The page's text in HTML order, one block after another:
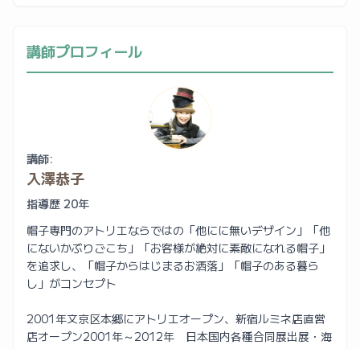
講師プロフィール
講師:
入澤恭子
指導歴 20年
帽子専門のアトリエならではの「他にに無いデザイン」「他
にないかぶりごこち」「お客様が絶対に素敵になれる帽子」
を追求し、「帽子からはじまるお洒落」「帽子のある暮ら
し」がコンセプト
2001年文京区本郷にアトリエオープン、新宿ルミネ店直営
店オープン2001年～2012年 日本国内各種合同展出展・海